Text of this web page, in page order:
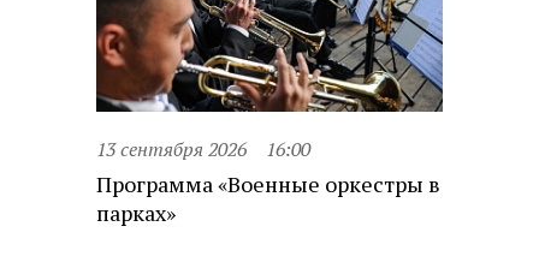
13 сентября 2026 16:00
Программа «Военные оркестры в
парках»